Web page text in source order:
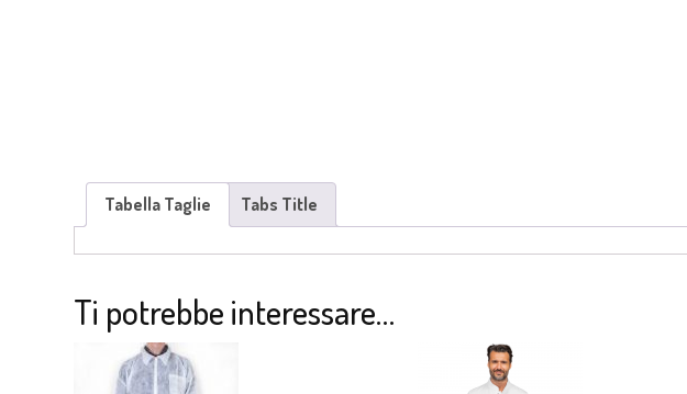
Tabella Taglie Tabs Title
Ti potrebbe interessare…